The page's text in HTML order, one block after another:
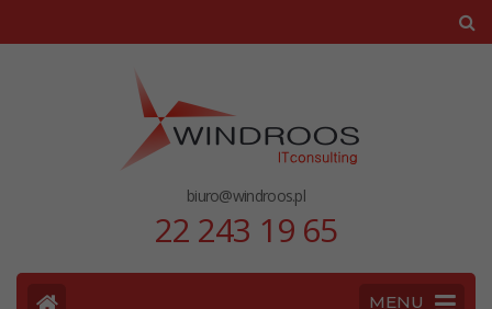
biuro@windroos.pl
22 243 19 65
MENU